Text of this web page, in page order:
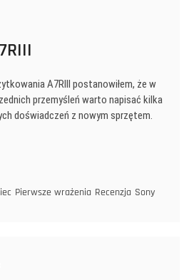
A7RIII postanowiłem, że w
przemyśleń warto napisać kilka
doświadczeń z nowym sprzętem.
Pierwsze wrażenia Recenzja Sony